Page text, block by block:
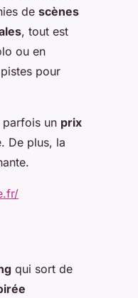
de scènes
, tout est
ou en
pour
un prix
De plus, la
qui sort de